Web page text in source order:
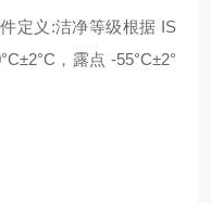
定义:洁净等级根据 IS
，露点 -55°C±2°